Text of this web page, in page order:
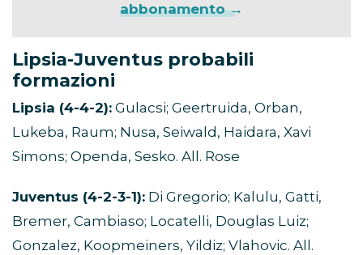
abbonamento →
Lipsia-Juventus probabili
formazioni
Lipsia (4-4-2): Gulacsi; Geertruida, Orban,
Lukeba, Raum; Nusa, Seiwald, Haidara, Xavi
Simons; Openda, Sesko. All. Rose
Juventus (4-2-3-1): Di Gregorio; Kalulu, Gatti,
Bremer, Cambiaso; Locatelli, Douglas Luiz;
Gonzalez, Koopmeiners, Yildiz; Vlahovic. All.